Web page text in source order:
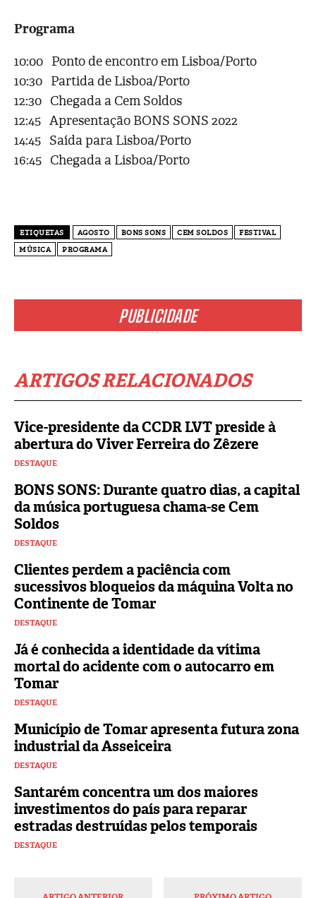
PUBLICIDADE
ARTIGOS RELACIONADOS
Vice-presidente da CCDR LVT preside à
abertura do Viver Ferreira do Zêzere
DESTAQUE
BONS SONS: Durante quatro dias, a capital
da música portuguesa chama-se Cem
Soldos
DESTAQUE
Clientes perdem a paciência com
sucessivos bloqueios da máquina Volta no
Continente de Tomar
DESTAQUE
Já é conhecida a identidade da vítima
mortal do acidente com o autocarro em
Tomar
DESTAQUE
Município de Tomar apresenta futura zona
industrial da Asseiceira
DESTAQUE
Santarém concentra um dos maiores
investimentos do país para reparar
estradas destruídas pelos temporais
DESTAQUE
Programa
10:00 Ponto de encontro em Lisboa/Porto
10:30 Partida de Lisboa/Porto
12:30 Chegada a Cem Soldos
12:45 Apresentação BONS SONS 2022
14:45 Saída para Lisboa/Porto
16:45 Chegada a Lisboa/Porto
ETIQUETAS AGOSTO BONS SONS CEM SOLDOS
FESTIVAL
MÚSICA
PROGRAMA